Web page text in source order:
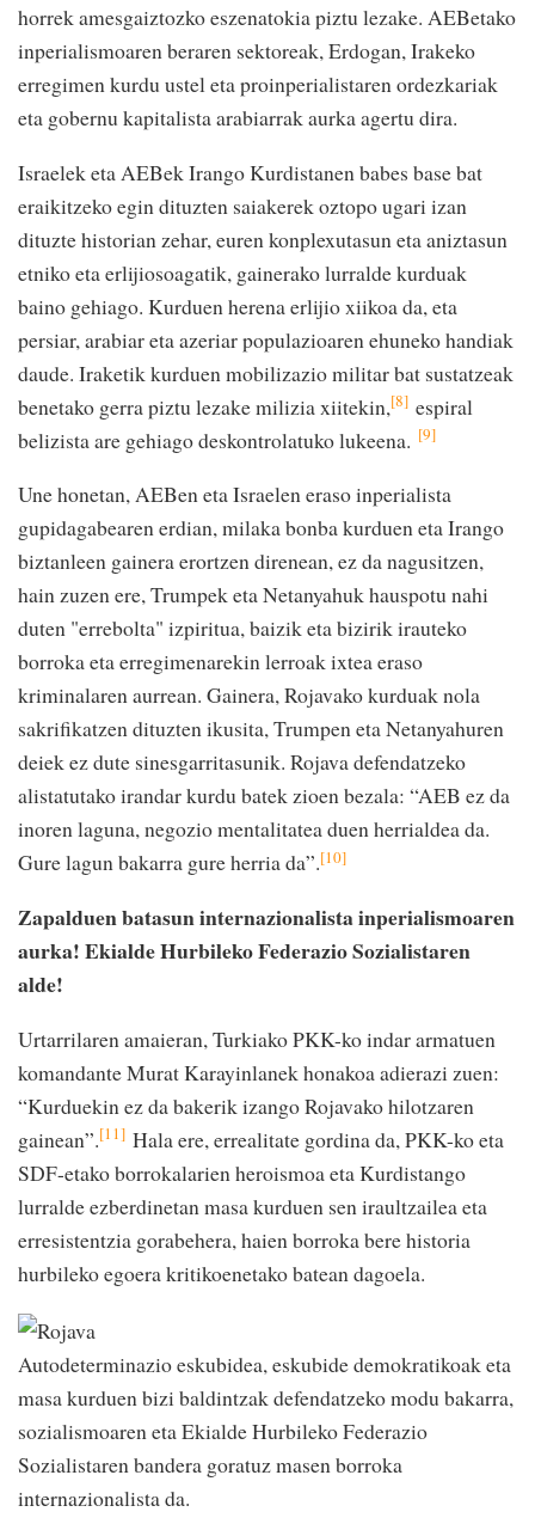
horrek amesgaiztozko eszenatokia piztu lezake. AEBetako
inperialismoaren beraren sektoreak, Erdogan, Irakeko
erregimen kurdu ustel eta proinperialistaren ordezkariak
eta gobernu kapitalista arabiarrak aurka agertu dira.
Israelek eta AEBek Irango Kurdistanen babes base bat
eraikitzeko egin dituzten saiakerek oztopo ugari izan
dituzte historian zehar, euren konplexutasun eta aniztasun
etniko eta erlijiosoagatik, gainerako lurralde kurduak
baino gehiago. Kurduen herena erlijio xiikoa da, eta
persiar, arabiar eta azeriar populazioaren ehuneko handiak
daude. Iraketik kurduen mobilizazio militar bat sustatzeak
benetako gerra piztu lezake milizia xiitekin,[8] espiral
belizista are gehiago deskontrolatuko lukeena. [9]
Une honetan, AEBen eta Israelen eraso inperialista
gupidagabearen erdian, milaka bonba kurduen eta Irango
biztanleen gainera erortzen direnean, ez da nagusitzen,
hain zuzen ere, Trumpek eta Netanyahuk hauspotu nahi
duten "errebolta" izpiritua, baizik eta bizirik irauteko
borroka eta erregimenarekin lerroak ixtea eraso
kriminalaren aurrean. Gainera, Rojavako kurduak nola
sakrifikatzen dituzten ikusita, Trumpen eta Netanyahuren
deiek ez dute sinesgarritasunik. Rojava defendatzeko
alistatutako irandar kurdu batek zioen bezala: “AEB ez da
inoren laguna, negozio mentalitatea duen herrialdea da.
Gure lagun bakarra gure herria da”.[10]
Zapalduen batasun internazionalista inperialismoaren
aurka! Ekialde Hurbileko Federazio Sozialistaren
alde!
Urtarrilaren amaieran, Turkiako PKK-ko indar armatuen
komandante Murat Karayinlanek honakoa adierazi zuen:
“Kurduekin ez da bakerik izango Rojavako hilotzaren
gainean”.[11] Hala ere, errealitate gordina da, PKK-ko eta
SDF-etako borrokalarien heroismoa eta Kurdistango
lurralde ezberdinetan masa kurduen sen iraultzailea eta
erresistentzia gorabehera, haien borroka bere historia
hurbileko egoera kritikoenetako batean dagoela.
Autodeterminazio eskubidea, eskubide demokratikoak eta
masa kurduen bizi baldintzak defendatzeko modu bakarra,
sozialismoaren eta Ekialde Hurbileko Federazio
Sozialistaren bandera goratuz masen borroka
internazionalista da.